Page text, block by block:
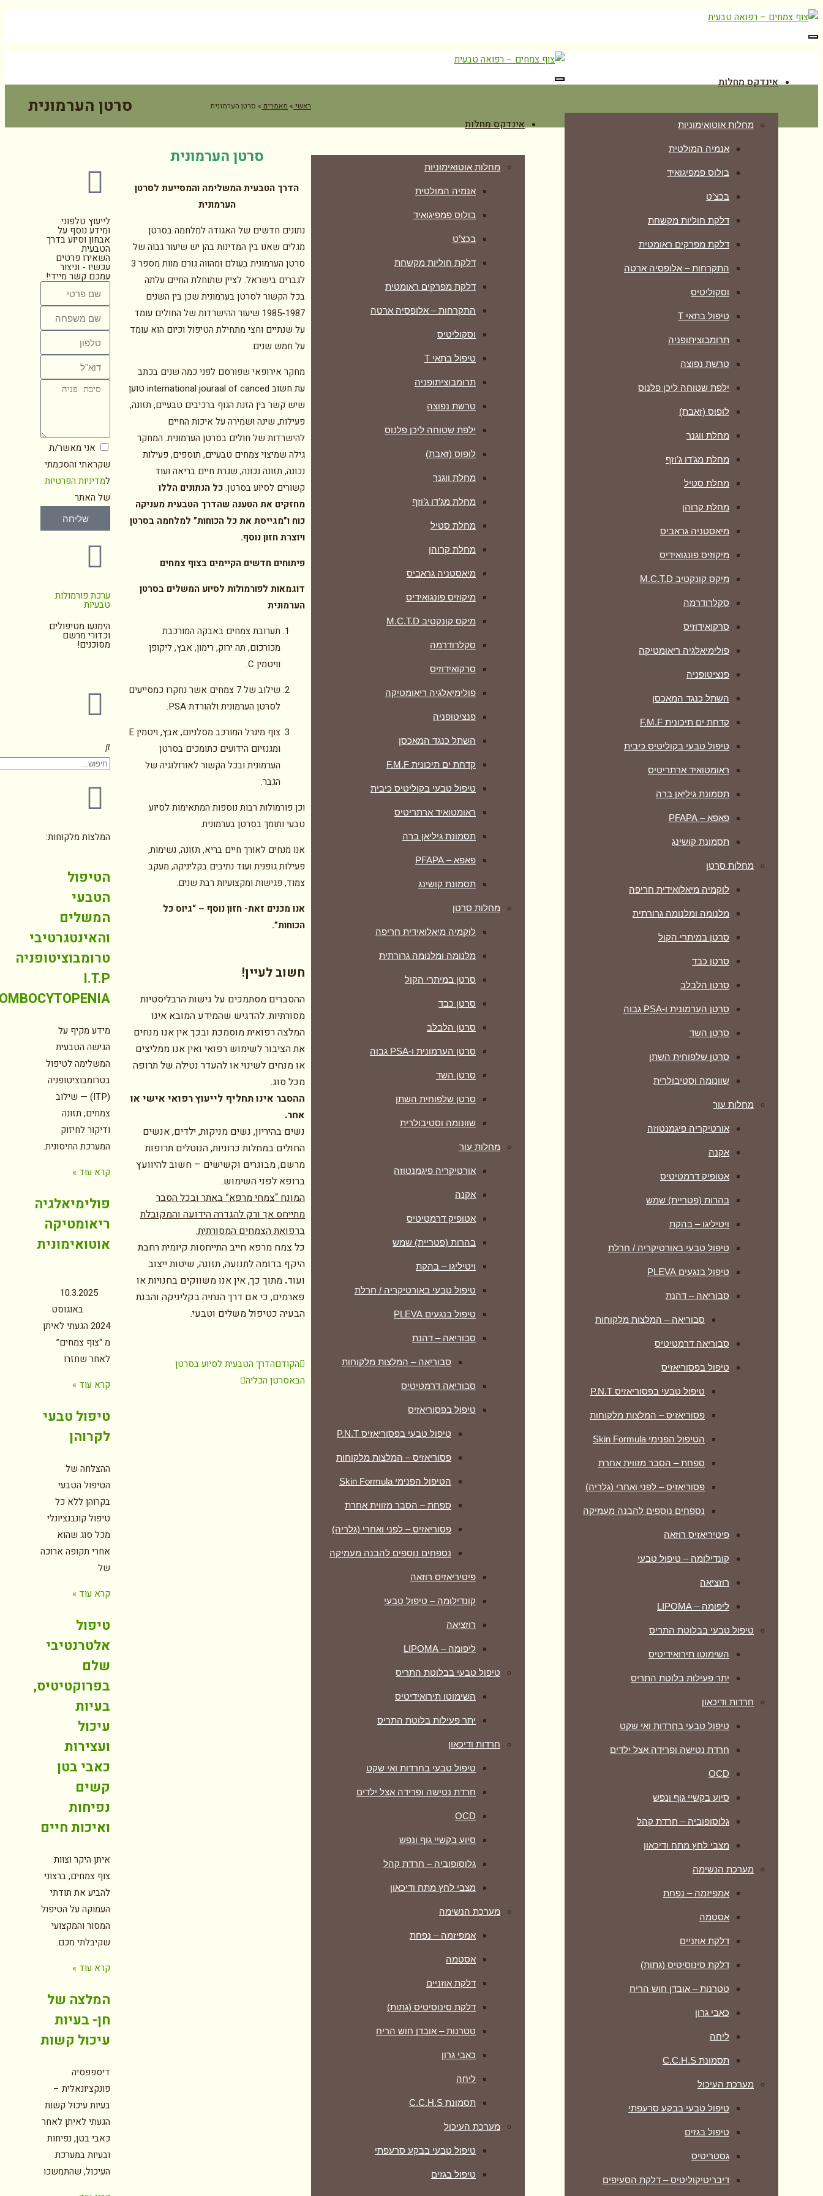
תפריט
אינדקס מחלות
מחלות אוטואימוניות
אנמיה המולטית
בולוס פמפיגואיד
בכצ’ט
דלקת חוליות מקשחת
דלקת מפרקים ראומטית
התקרחות – אלופסיה ארטה
וסקוליטיס
טיפול בתאי T
תרומבוציתופניה
טרשת נפוצה
ילפת שטוחה ליכן פלנוס
לופוס (זאבת)
מחלת ווגנר
מחלת מג’דו ג’וזף
מחלת סטיל
מחלת קרוהן
מיאסטניה גראביס
מיקוזיס פונגואידיס
מיקס קונקטיב M.C.T.D
סקלרודרמה
סרקואידוזיס
פולימיאלגיה ריאומטיקה
‏פנציטופניה
השתל כנגד המאכסן
קדחת ים תיכונית F.M.F
טיפול טבעי בקוליטיס כיבית
ראומטואיד ארתריטיס
תסמונת גיליאן ברה
פאפא – PFAPA
תסמונת קושינג
מחלות סרטן
לוקמיה מיאלואידית חריפה
מלנומה ומלנומה גרורתית
סרטן במיתרי הקול
סרטן כבד
סרטן הלבלב
סרטן הערמונית ו-PSA גבוה
סרטן השד
סרטן שלפוחית השתן
שוונומה וסטיבולרית
מחלות עור
אורטיקריה פיגמנטוזה
אקנה
אטופיק דרמטיטיס
בהרות (פטריית) שמש
ויטיליגו – בהקת
טיפול טבעי באורטיקריה / חרלת
טיפול בנגעים PLEVA
סבוריאה – דהנת
סבוריאה – המלצות מלקוחות
סבוריאה דרמטיטיס
טיפול בפסוריאזיס
טיפול טבעי בפסוריאזיס P.N.T
פסוריאזיס – המלצות מלקוחות
הטיפול הפנימי Skin Formula
ספחת – הסבר מזווית אחרת
פסוריאזיס – לפני ואחרי (גלריה)
נספחים נוספים להבנה מעמיקה
פיטיריאזיס רוזאה
קונדילומה – טיפול טבעי
רוזציאה
ליפומה – LIPOMA
טיפול טבעי בבלוטת התריס
השימוטו תירואידיטיס
יתר פעילות בלוטת התריס
חרדות ודיכאון
טיפול טבעי בחרדות ואי שקט
חרדת נטישה ופרידה אצל ילדים
OCD
סיוע בקשיי גוף ונפש
גלוסופוביה – חרדת קהל
מצבי לחץ מתח ודיכאון
מערכת הנשימה
אמפיזמה – נפחת
אסטמה
דלקת אוזניים
דלקת סינוסיטיס (גתות)
טטרנות – אובדן חוש הריח
כאבי גרון
ליחה
תסמונת C.C.H.S
מערכת העיכול
טיפול טבעי בבקע סרעפתי
טיפול בגזים
גסטריטיס
דיבריטיקוליטיס – דלקת הסעיפים
תפריט
אינדקס מחלות
מחלות אוטואימוניות
אנמיה המולטית
בולוס פמפיגואיד
בכצ’ט
דלקת חוליות מקשחת
דלקת מפרקים ראומטית
התקרחות – אלופסיה ארטה
וסקוליטיס
טיפול בתאי T
תרומבוציתופניה
טרשת נפוצה
ילפת שטוחה ליכן פלנוס
לופוס (זאבת)
מחלת ווגנר
מחלת מג’דו ג’וזף
מחלת סטיל
מחלת קרוהן
מיאסטניה גראביס
מיקוזיס פונגואידיס
מיקס קונקטיב M.C.T.D
סקלרודרמה
סרקואידוזיס
פולימיאלגיה ריאומטיקה
‏פנציטופניה
השתל כנגד המאכסן
קדחת ים תיכונית F.M.F
טיפול טבעי בקוליטיס כיבית
ראומטואיד ארתריטיס
תסמונת גיליאן ברה
פאפא – PFAPA
תסמונת קושינג
מחלות סרטן
לוקמיה מיאלואידית חריפה
מלנומה ומלנומה גרורתית
סרטן במיתרי הקול
סרטן כבד
סרטן הלבלב
סרטן הערמונית ו-PSA גבוה
סרטן השד
סרטן שלפוחית השתן
שוונומה וסטיבולרית
מחלות עור
אורטיקריה פיגמנטוזה
אקנה
אטופיק דרמטיטיס
בהרות (פטריית) שמש
ויטיליגו – בהקת
טיפול טבעי באורטיקריה / חרלת
טיפול בנגעים PLEVA
סבוריאה – דהנת
סבוריאה – המלצות מלקוחות
סבוריאה דרמטיטיס
טיפול בפסוריאזיס
טיפול טבעי בפסוריאזיס P.N.T
פסוריאזיס – המלצות מלקוחות
הטיפול הפנימי Skin Formula
ספחת – הסבר מזווית אחרת
פסוריאזיס – לפני ואחרי (גלריה)
נספחים נוספים להבנה מעמיקה
פיטיריאזיס רוזאה
קונדילומה – טיפול טבעי
רוזציאה
ליפומה – LIPOMA
טיפול טבעי בבלוטת התריס
השימוטו תירואידיטיס
יתר פעילות בלוטת התריס
חרדות ודיכאון
טיפול טבעי בחרדות ואי שקט
חרדת נטישה ופרידה אצל ילדים
OCD
סיוע בקשיי גוף ונפש
גלוסופוביה – חרדת קהל
מצבי לחץ מתח ודיכאון
מערכת הנשימה
אמפיזמה – נפחת
אסטמה
דלקת אוזניים
דלקת סינוסיטיס (גתות)
טטרנות – אובדן חוש הריח
כאבי גרון
ליחה
תסמונת C.C.H.S
מערכת העיכול
טיפול טבעי בבקע סרעפתי
טיפול בגזים
סרטן הערמונית ראשי » מאמרים » סרטן הערמונית
סרטן הערמונית
הדרך הטבעית המשלימה והמסייעת לסרטן
הערמונית
נתונים חדשים של האגודה למלחמה בסרטן
מגלים שאנו בין המדינות בהן יש שיעור גבוה של
סרטן הערמונית בעולם ומהווה גורם מוות מספר 3
לגברים בישראל. לציין שתוחלת החיים עלתה
בכל הקשור לסרטן בערמונית שכן בין השנים
1985-1987 שיעור ההישרדות של החולים עומד
על שנתיים וחצי מתחילת הטיפול וכיום הוא עומד
על חמש שנים.
מחקר אירופאי שפורסם לפני כמה שנים בכתב
עת חשוב international jouraal of canced טוען
שיש קשר בין הזנת הגוף ברכיבים טבעיים, תזונה,
פעילות, שינה ושמירה על איכות החיים
להישרדות של חולים בסרטן הערמונית. המחקר
גילה שמיצוי צמחים טבעיים, תוספים, פעילות
נכונה, תזונה נכונה, שגרת חיים בריאה ועוד
קשורים לסיוע בסרטן.כל הנתונים הללו
מחזקים את הטענה שהדרך הטבעית מעניקה
כוח ו”מגייסת את כל הכוחות” למלחמה בסרטן
ויוצרת חזון נוסף.
פיתוחים חדשים הקיימים בצוף צמחים
דוגמאות לפורמולות לסיוע המשלים בסרטן
הערמונית
תערובת צמחים באבקה המורכבת
מכורכום, תה ירוק, רימון, אבץ, ליקופן
וויטמין C.
שילוב של 7 צמחים אשר נחקרו כמסייעים
לסרטן הערמונית ולהורדת PSA.
צוף מינרל המורכב מסלניום, אבץ, ויטמין E
ומגנזיום הידועים כתומכים בסרטן
הערמונית ובכל הקשור לאורולוגיה של
הגבר.
וכן פורמולות רבות נוספות המתאימות לסיוע
טבעי ותומך בסרטן בערמונית.
אנו מנחים לאורך חיים בריא, תזונה, נשימות,
פעילות גופנית ועוד נתיבים בקליניקה, מעקב
צמוד, פגישות ומקצועיות רבת שנים.
אנו מכנים זאת- חזון נוסף – “גיוס כל
הכוחות”.
חשוב לעיין!
ההסברים מסתמכים על גישות הרבליסטיות
מסורתיות. להדגיש שהמידע המובא אינו
המלצה רפואית מוסמכת ובכך אין אנו מנחים
את הציבור לשימוש רפואי ואין אנו ממליצים
או מנחים לשינוי או להעדר נטילה של תרופה
מכל סוג.
ההסבר אינו תחליף לייעוץ רפואי אישי או
אחר.
נשים בהיריון, נשים מניקות, ילדים, אנשים
החולים במחלות כרוניות, הנוטלים תרופות
מרשם, מבוגרים וקשישים – חשוב להיוועץ
ברופא לפני השימוש.
המונח “צמחי מרפא” באתר ובכל הסבר
מתייחס אך ורק להגדרה הידועה והמקובלת
ברפואת הצמחים המסורתית.
כל צמח מרפא חייב התייחסות קיומית רחבת
היקף בדומה לתנועה, תזונה, שיטות ייצוב
ועוד. מתוך כך, אין אנו משווקים בחנויות או
פארמים, כי אם דרך הנחיה בקליניקה והבנת
הבעיה כטיפול משלים וטבעי.
הקודםהדרך הטבעית לסיוע בסרטן
הבאסרטן הכליה
לייעוץ טלפוני
ומידע נוסף על
אבחון וסיוע בדרך
הטבעית
השאירו פרטים
עכשיו - וניצור
עמכם קשר מיידי!
אני מאשר/ת
שקראתי והסכמתי
למדיניות הפרטיות
של האתר
שליחה
ערכת פורמולות
טבעיות
הימנעו מטיפולים
וכדורי מרשם
מסוכנים!
המלצות מלקוחות:
הטיפול
הטבעי
המשלים
והאינטגרטיבי
טרומבוציטופניה
I.T.P
מידע מקיף על
הגישה הטבעית
המשלימה לטיפול
בטרומבוציטופניה
(ITP) — שילוב
צמחים, תזונה
ודיקור לחיזוק
המערכת החיסונית.
קרא עוד »
פולימיאלגיה
ריאומטיקה
אוטואימונית
באוגוסט
2024 הגעתי לאיתן
מ “צוף צמחים”
לאחר שחזרו
קרא עוד »
טיפול טבעי
לקרוהן
ההצלחה של
הטיפול הטבעי
בקרוהן ללא כל
טיפול קונבנציונלי
מכל סוג שהוא
אחרי תקופה ארוכה
של
קרא עוד »
טיפול
אלטרנטיבי
שלם
בפרוקטיטיס,
בעיות
עיכול
ועצירות
כאבי בטן
קשים
נפיחות
ואיכות חיים
איתן היקר וצוות
צוף צמחים, ברצוני
להביע את תודתי
העמוקה על הטיפול
המסור והמקצועי
שקיבלתי מכם.
קרא עוד »
המלצה של
חן- בעיות
עיכול קשות
דיספפסיה
פונקציונאלית –
בעיות עיכול קשות
הגעתי לאיתן לאחר
כאבי בטן, נפיחות
ובעיות במערכת
העיכול, שהתמשכו